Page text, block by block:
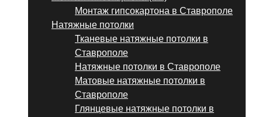
Монтаж гипсокартона в Ставрополе
Натяжные потолки
Тканевые натяжные потолки в
Ставрополе
Натяжные потолки в Ставрополе
Матовые натяжные потолки в
Ставрополе
Глянцевые натяжные потолки в